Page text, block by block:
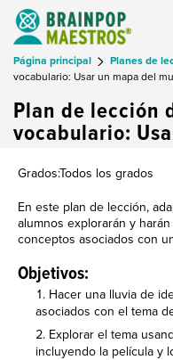
Página principal Planes de
vocabulario: Usar un mapa del
Plan de lección
vocabulario:
Grados:Todos los grados
En este plan de lección,
alumnos explorarán y
conceptos asociados con
Objetivos:
Hacer una lluvia de
asociados con el tema
Explorar el tema
incluyendo la película y